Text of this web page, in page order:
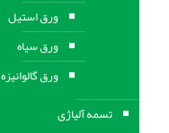
ورق استیل
ورق سیاه
ورق گالوانیزه
تسمه آلیاژی